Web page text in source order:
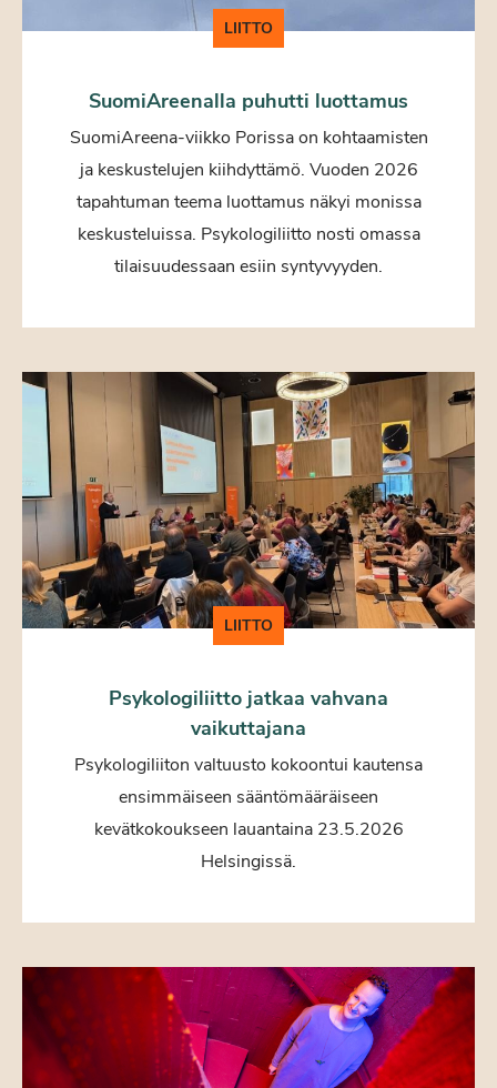
LIITTO
SuomiAreenalla puhutti luottamus
SuomiAreena-viikko Porissa on kohtaamisten
ja keskustelujen kiihdyttämö. Vuoden 2026
tapahtuman teema luottamus näkyi monissa
keskusteluissa. Psykologiliitto nosti omassa
tilaisuudessaan esiin syntyvyyden.
LIITTO
Psykologiliitto jatkaa vahvana
vaikuttajana
Psykologiliiton valtuusto kokoontui kautensa
ensimmäiseen sääntömääräiseen
kevätkokoukseen lauantaina 23.5.2026
Helsingissä.